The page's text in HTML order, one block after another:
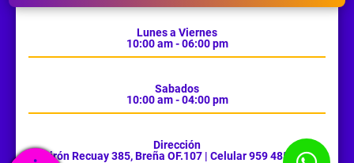
Lunes a Viernes
10:00 am - 06:00 pm
Sabados
10:00 am - 04:00 pm
Dirección
Jirón Recuay 385, Breña OF.107 | Celular 959 485 385